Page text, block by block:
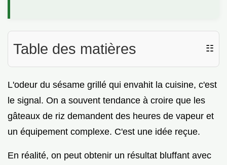
Table des matières ☷
L'odeur du sésame grillé qui envahit la cuisine, c'est
le signal. On a souvent tendance à croire que les
gâteaux de riz demandent des heures de vapeur et
un équipement complexe. C'est une idée reçue.
En réalité, on peut obtenir un résultat bluffant avec